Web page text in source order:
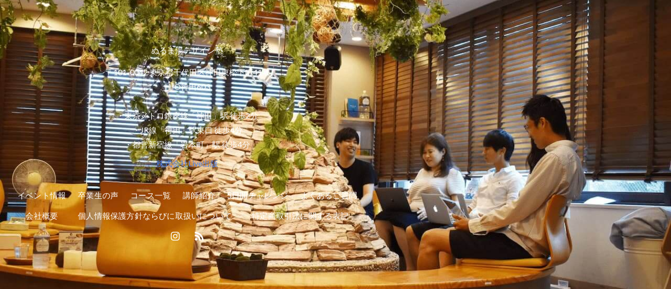
ぬるま湯デザイン塾
〒101-0042 東京都千代田区神田東松下町41-1
H¹O神田603
・東京メトロ銀座線「神田」駅 徒歩2分
・JR線「神田」駅東口 徒歩4分
・都営新宿線「岩本町」駅 徒歩4分
株式会社Live出版
イベント情報 卒業生の声 コース一覧 講師紹介 5日間チャレンジ よくあるご質問
会社概要 個人情報保護方針ならびに取扱いについて 特定商取引法に関する表記
I
n
t
g
R
s
s